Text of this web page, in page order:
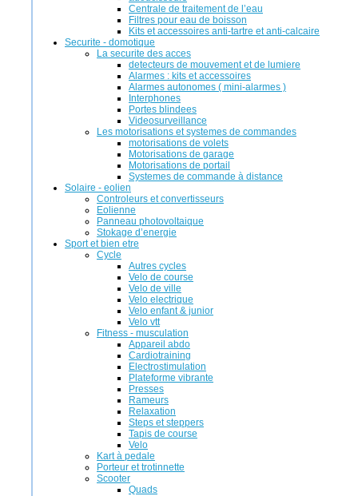
Centrale de traitement de l’eau
Filtres pour eau de boisson
Kits et accessoires anti-tartre et anti-calcaire
Securite - domotique
La securite des acces
detecteurs de mouvement et de lumiere
Alarmes : kits et accessoires
Alarmes autonomes ( mini-alarmes )
Interphones
Portes blindees
Videosurveillance
Les motorisations et systemes de commandes
motorisations de volets
Motorisations de garage
Motorisations de portail
Systemes de commande à distance
Solaire - eolien
Controleurs et convertisseurs
Eolienne
Panneau photovoltaique
Stokage d’energie
Sport et bien etre
Cycle
Autres cycles
Velo de course
Velo de ville
Velo electrique
Velo enfant & junior
Velo vtt
Fitness - musculation
Appareil abdo
Cardiotraining
Electrostimulation
Plateforme vibrante
Presses
Rameurs
Relaxation
Steps et steppers
Tapis de course
Velo
Kart à pedale
Porteur et trotinnette
Scooter
Quads